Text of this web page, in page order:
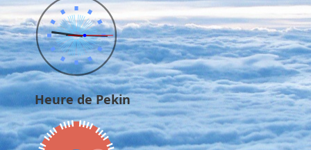
Heure de Pekin